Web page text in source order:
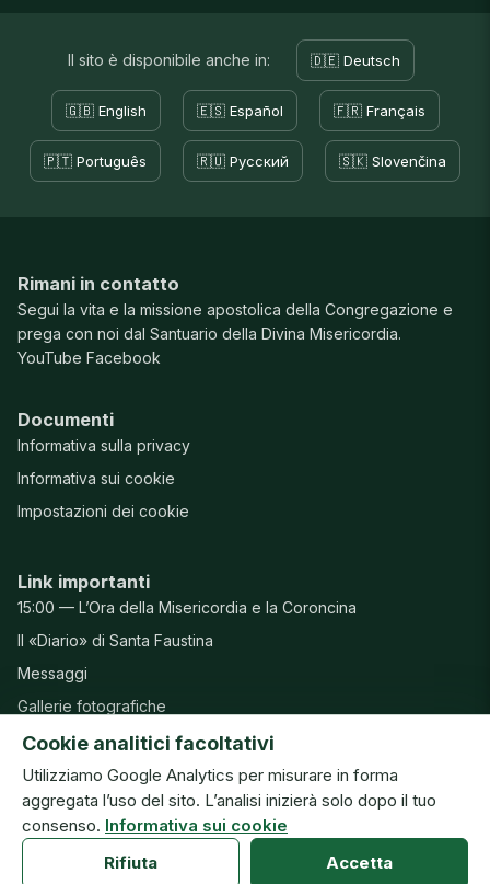
Il sito è disponibile anche in: 🇩🇪 Deutsch
🇬🇧 English 🇪🇸 Español 🇫🇷 Français
🇵🇹 Português 🇷🇺 Русский 🇸🇰 Slovenčina
Rimani in contatto
Segui la vita e la missione apostolica della Congregazione e
prega con noi dal Santuario della Divina Misericordia.
YouTube Facebook
Documenti
Informativa sulla privacy
Informativa sui cookie
Impostazioni dei cookie
Link importanti
15:00 — L’Ora della Misericordia e la Coroncina
Il «Diario» di Santa Faustina
Messaggi
Gallerie fotografiche
Preghiere
© Congregazione delle Suore della Beata Vergine Maria della
Misericordia · ISMM
Anteprima del nuovo sito · v20260804h
Cookie analitici facoltativi
Utilizziamo Google Analytics per misurare in forma
aggregata l’uso del sito. L’analisi inizierà solo dopo il tuo
consenso. Informativa sui cookie
Rifiuta
Accetta